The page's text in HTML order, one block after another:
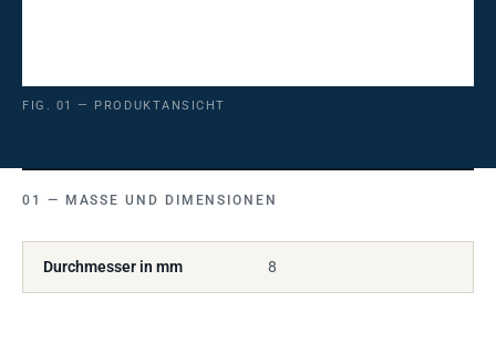
FIG. 01 — PRODUKTANSICHT
MASSE UND DIMENSIONEN
Durchmesser in mm 8